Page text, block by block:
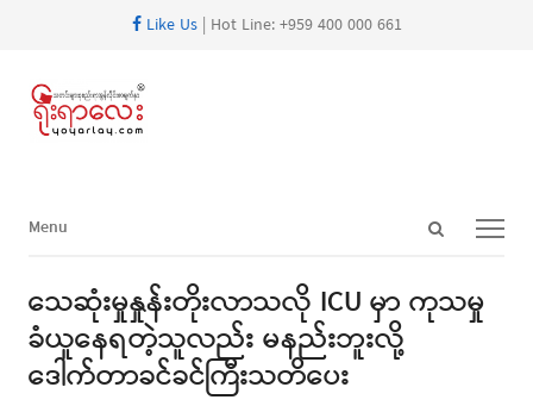
Like Us| Hot Line: +959 400 000 661
Open
Menu
Menu
သေဆုံးမှုနှုန်းတိုးလာသလို ICU မှာ ကုသမှု
ခံယူနေရတဲ့သူလည်း မနည်းဘူးလို့
ဒေါက်တာခင်ခင်ကြီးသတိပေး